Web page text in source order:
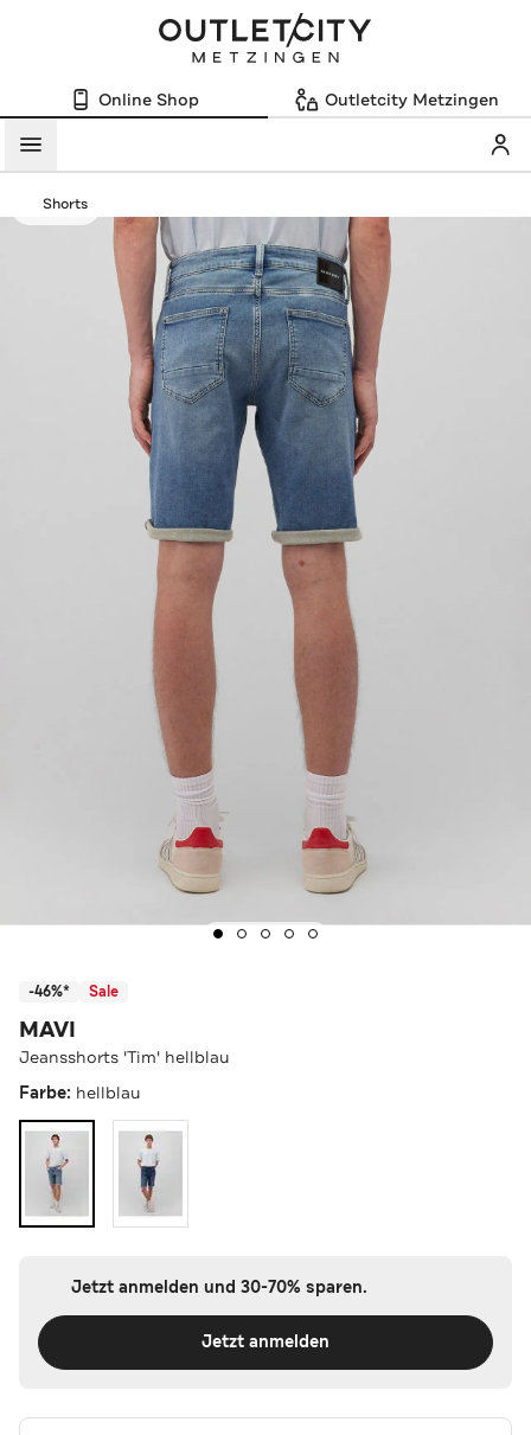
Online Shop Outletcity Metzingen
Menü
Shorts
-46%* Sale
MAVI
Jeansshorts 'Tim' hellblau
Farbe: hellblau
Jetzt anmelden und 30-70% sparen.
Jetzt anmelden